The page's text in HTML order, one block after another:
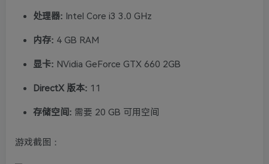
处理器: Intel Core i3 3.0 GHz
内存: 4 GB RAM
显卡: NVidia GeForce GTX 660 2GB
DirectX 版本: 11
存储空间: 需要 20 GB 可用空间
游戏截图：